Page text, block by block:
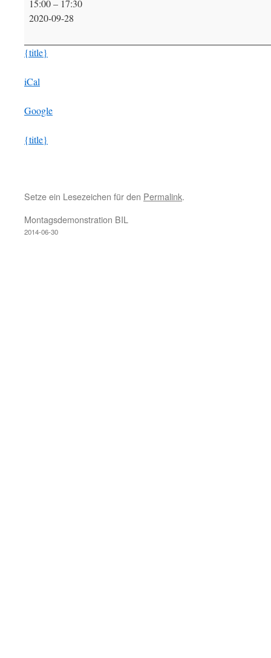
Café
15:00– 17:30
2020-09-28
{title}
iCal
Google
{title}
Setze ein Lesezeichen für den Permalink.
Montagsdemonstration BIL
2014-06-30